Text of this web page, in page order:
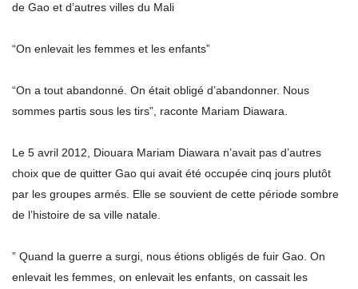
de Gao et d’autres villes du Mali
“On enlevait les femmes et les enfants”
“On a tout abandonné. On était obligé d’abandonner. Nous
sommes partis sous les tirs”, raconte Mariam Diawara.
Le 5 avril 2012, Diouara Mariam Diawara n’avait pas d’autres
choix que de quitter Gao qui avait été occupée cinq jours plutôt
par les groupes armés. Elle se souvient de cette période sombre
de l’histoire de sa ville natale.
” Quand la guerre a surgi, nous étions obligés de fuir Gao. On
enlevait les femmes, on enlevait les enfants, on cassait les